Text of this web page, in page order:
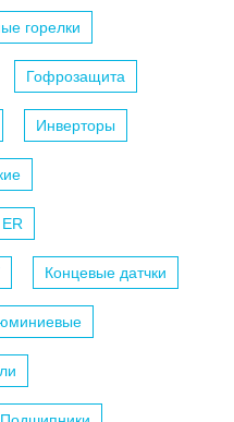
горелки
Гофрозащита
Инверторы
Концевые датчки